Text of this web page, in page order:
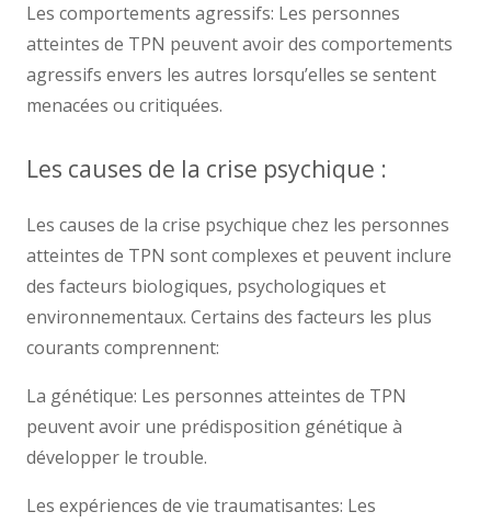
Les comportements agressifs: Les personnes
atteintes de TPN peuvent avoir des comportements
agressifs envers les autres lorsqu’elles se sentent
menacées ou critiquées.
Les causes de la crise psychique :
Les causes de la crise psychique chez les personnes
atteintes de TPN sont complexes et peuvent inclure
des facteurs biologiques, psychologiques et
environnementaux. Certains des facteurs les plus
courants comprennent:
La génétique: Les personnes atteintes de TPN
peuvent avoir une prédisposition génétique à
développer le trouble.
Les expériences de vie traumatisantes: Les